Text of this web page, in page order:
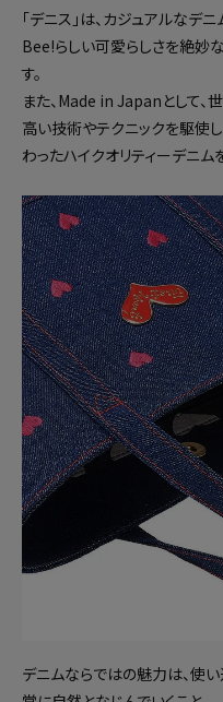
「デニス」は、カジュアルな
Bee!らしい可愛らしさを絶妙
す。
また、Made in Japanとして、
高い技術やテクニックを駆使
わったハイクオリティーデニム
デニムならではの魅力は、使